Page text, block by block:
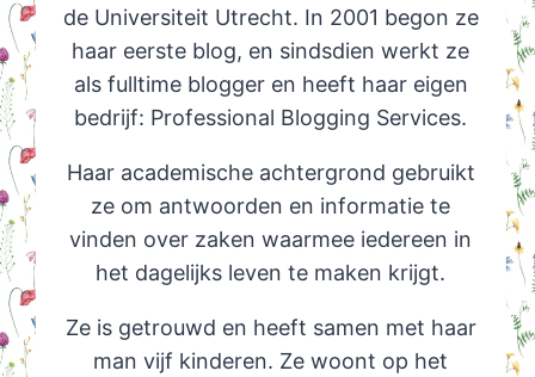
de Universiteit Utrecht. In 2001 begon ze
haar eerste blog, en sindsdien werkt ze
als fulltime blogger en heeft haar eigen
bedrijf: Professional Blogging Services.
Haar academische achtergrond gebruikt
ze om antwoorden en informatie te
vinden over zaken waarmee iedereen in
het dagelijks leven te maken krijgt.
Ze is getrouwd en heeft samen met haar
man vijf kinderen. Ze woont op het